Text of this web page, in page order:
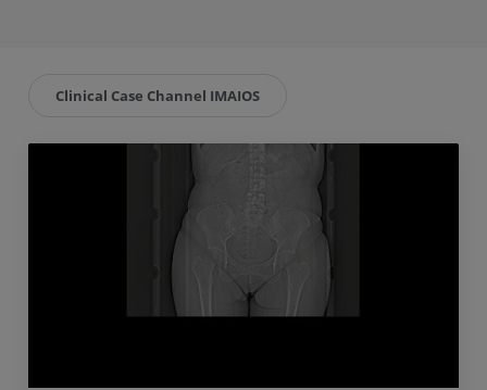
Clinical Case Channel IMAIOS